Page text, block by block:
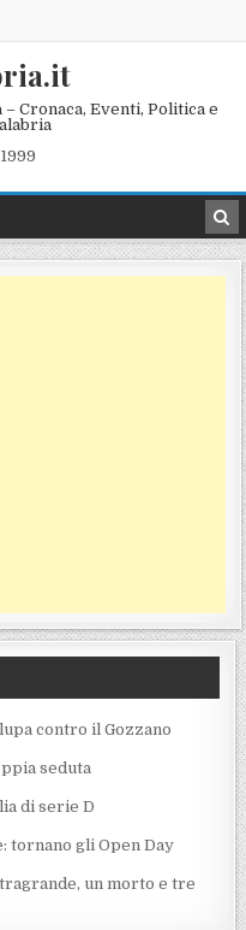
Cronaca, Eventi, Politica e
contro il Gozzano
seduta
di serie D
tornano gli Open Day
un morto e tre